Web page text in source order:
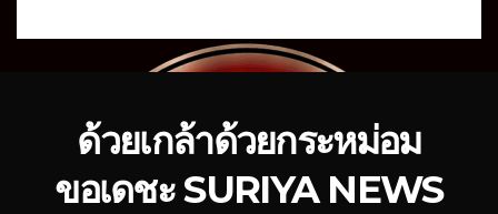
ด้วยเกล้าด้วยกระหม่อม
ขอเดชะ SURIYA NEWS